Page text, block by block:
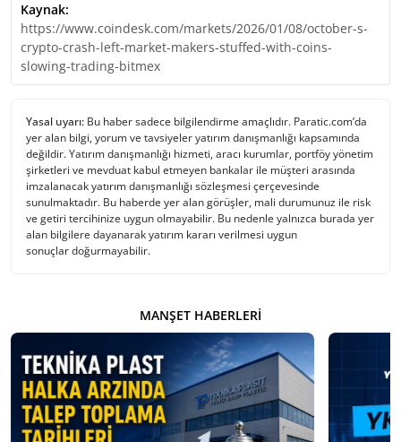
Kaynak:
https://www.coindesk.com/markets/2026/01/08/october-s-
crypto-crash-left-market-makers-stuffed-with-coins-
slowing-trading-bitmex
Yasal uyarı: Bu haber sadece bilgilendirme amaçlıdır. Paratic.com’da
yer alan bilgi, yorum ve tavsiyeler yatırım danışmanlığı kapsamında
değildir. Yatırım danışmanlığı hizmeti, aracı kurumlar, portföy yönetim
şirketleri ve mevduat kabul etmeyen bankalar ile müşteri arasında
imzalanacak yatırım danışmanlığı sözleşmesi çerçevesinde
sunulmaktadır. Bu haberde yer alan görüşler, mali durumunuz ile risk
ve getiri tercihinize uygun olmayabilir. Bu nedenle yalnızca burada yer
alan bilgilere dayanarak yatırım kararı verilmesi uygun
sonuçlar doğurmayabilir.
MANŞET HABERLERI